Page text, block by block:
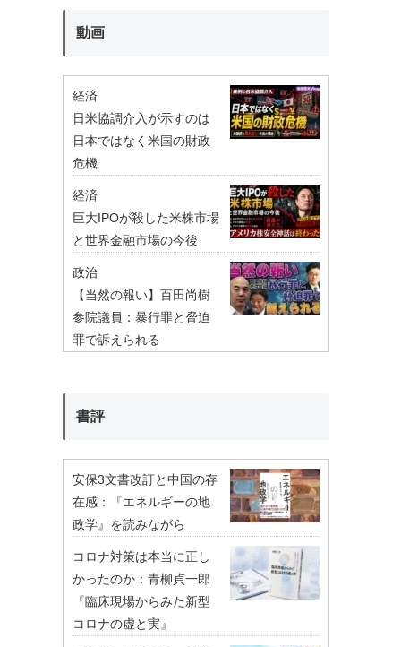
動画
経済
日米協調介入が示すのは
日本ではなく米国の財政
危機
経済
巨大IPOが殺した米株市場
と世界金融市場の今後
政治
【当然の報い】百田尚樹
参院議員：暴行罪と脅迫
罪で訴えられる
書評
安保3文書改訂と中国の存
在感：『エネルギーの地
政学』を読みながら
コロナ対策は本当に正し
かったのか：青柳貞一郎
『臨床現場からみた新型
コロナの虚と実』